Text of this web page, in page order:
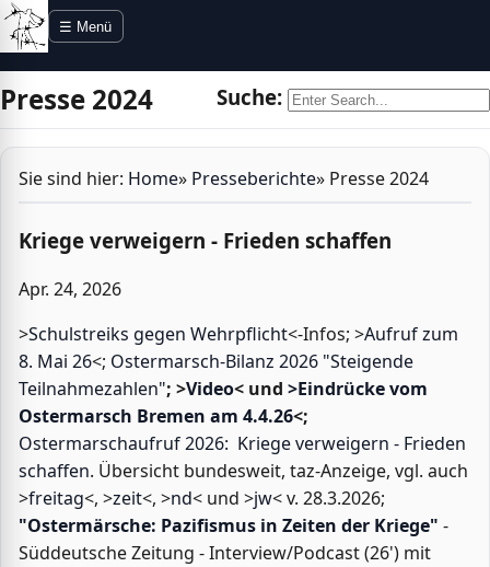
Direkt zur Navigation
Direkt zum Inhalt
☰ Menü
Presse 2024 Suche:
Sie sind hier: Home» Presseberichte» Presse 2024
Kriege verweigern - Frieden schaffen
Apr. 24, 2026
>Schulstreiks gegen Wehrpflicht<-Infos; >Aufruf zum
8. Mai 26<; Ostermarsch-Bilanz 2026 "Steigende
Teilnahmezahlen"; >Video< und >Eindrücke vom
Ostermarsch Bremen am 4.4.26<;
Ostermarschaufruf 2026: Kriege verweigern - Frieden
schaffen. Übersicht bundesweit, taz-Anzeige, vgl. auch
>freitag<, >zeit<, >nd< und >jw< v. 28.3.2026;
"Ostermärsche: Pazifismus in Zeiten der Kriege" -
Süddeutsche Zeitung - Interview/Podcast (26') mit